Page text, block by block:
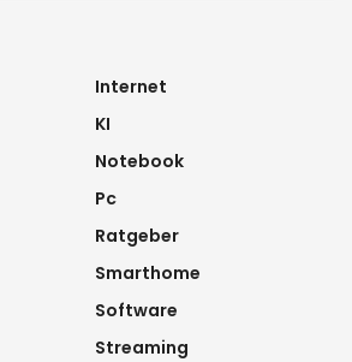
Internet
KI
Notebook
Pc
Ratgeber
Smarthome
Software
Streaming